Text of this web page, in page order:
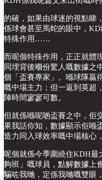
的確，如果由球迷的視點睇
係球會甚至馬蛇的眼中，
特殊作用……
而呢個特殊作用，正正就體
同埋背後嗰份驚人嘅數據之
個「盃賽專家」。喺球隊贏
嘅中場主力；但一返到英超
陣時間寥寥可數。
但就係喺呢啲盃賽之中，佢
果我話你知，數據顯示佢喺
造力同入球效率嘅中場核心
呢個就係今季圍繞住KDH最
夠班」嘅球員，點解數據上
騙咗我哋，定係我哋嘅雙眼